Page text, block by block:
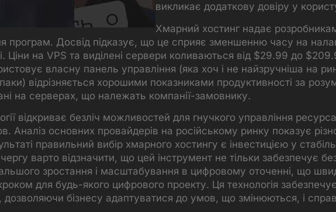
викликає додаткову довіру у
Хмарний хостинг надає
програм. Досвід підказує, що це сприяє зменшенню часу на
Ціни на VPS та виділені сервери коливаються від $29.99 до
власну панель управління (яка хоч і не найзручніша на
відрізняється хорошими показниками продуктивності за
на серверах, що належать компанії-замовнику.
відкриває безліч можливостей для гнучкого управління
Аналіз основних провайдерів на російському ринку показує
правильний вибір хмарного хостингу є інвестицією у
варто відзначити, що цей інструмент не тільки забезпечує
зростання і масштабування в цифровому оточенні, що
для будь-якого цифрового проекту. Ця технологія забезпечує
дозволяючи бізнесу адаптуватися до умов, що змінюються, і